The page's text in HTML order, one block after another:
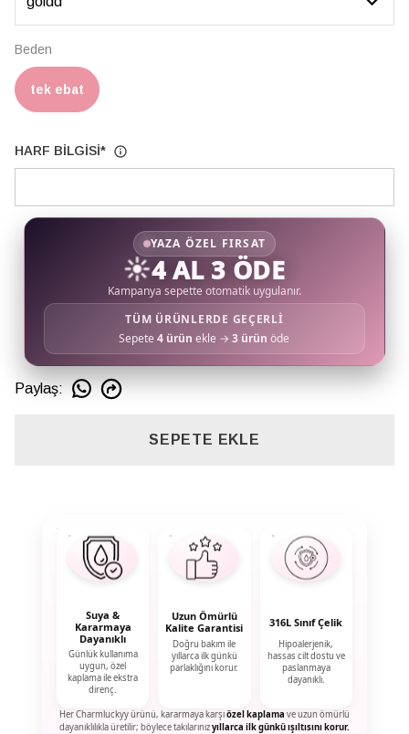
Beden
tek ebat
HARF BİLGİSİ*
YAZA ÖZEL FIRSAT
☀️4 AL 3 ÖDE
Kampanya sepette otomatik uygulanır.
TÜM ÜRÜNLERDE GEÇERLİ
Sepete4 ürün ekle →3 ürün öde
Paylaş:
SEPETE EKLE
Suya &
Kararmaya
Dayanıklı
Günlük kullanıma
uygun, özel
kaplama ile ekstra
direnç.
Uzun Ömürlü
Kalite Garantisi
Doğru bakım ile
yıllarca ilk günkü
parlaklığını korur.
316L Sınıf Çelik
Hipoalerjenik,
hassas cilt dostu ve
paslanmaya
dayanıklı.
Her Charmluckyy ürünü, kararmaya karşıözel kaplama ve uzun ömürlü
dayanıklılıkla üretilir; böylece takılarınızyıllarca ilk günkü ışıltısını korur.